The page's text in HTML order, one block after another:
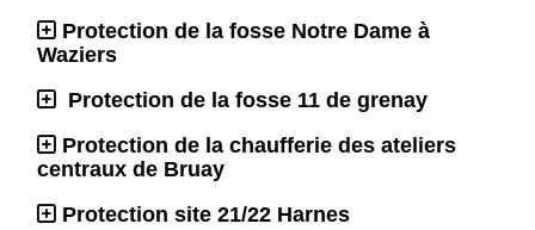
Protection de la fosse Notre Dame à
Waziers
Protection de la fosse 11 de grenay
Protection de la chaufferie des ateliers
centraux de Bruay
Protection site 21/22 Harnes